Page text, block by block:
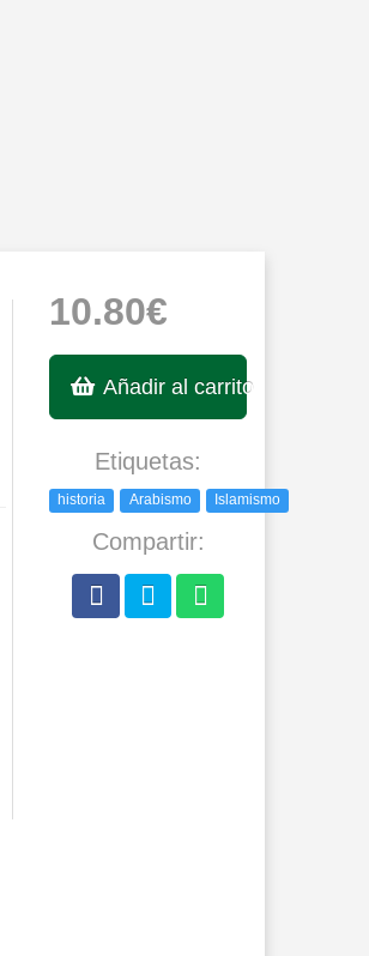
10.80€
Añadir al carrito
Etiquetas:
historia Arabismo Islamismo
Compartir: